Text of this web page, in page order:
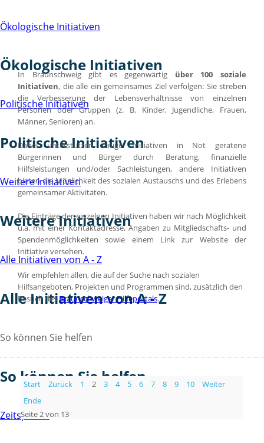
Ökologische Initiativen
Ökologische Initiativen
Politische Initiativen
Politische Initiativen
Weitere Initiativen
Weitere Initiativen
Alle Initiativen von A - Z
Alle Initiativen von A - Z
So können Sie helfen
So können Sie helfen
Zeitspende
In Braunschweig gibt es gegenwärtig über 100 soziale
Initiativen, die alle ein gemeinsames Ziel verfolgen: Sie streben
die Verbesserung der Lebensverhältnisse von einzelnen
Personen oder Gruppen (z. B. Kinder, Jugendliche, Frauen,
Männer, Senioren) an.
Dabei unterstützen einige Initiativen in Not geratene
Bürgerinnen und Bürger durch Beratung, finanzielle
Hilfsleistungen und/oder Sachleistungen, andere Initiativen
bieten die Möglichkeit des sozialen Austauschs und des Erlebens
gemeinsamer Aktivitäten.
Die Einträge der einzelnen Initiativen haben wir nach Möglichkeit
u.a. mit einer Kontaktadresse, Angaben zu Mitgliedschafts- und
Spendenmöglichkeiten sowie einem Link zur Website der
Initiative versehen.
Wir empfehlen allen, die auf der Suche nach sozialen
Hilfsangeboten, Projekten und Programmen sind, zusätzlich den
Besuch desBraunschweiger Hilfeportals.
Start Zurück 1 2 3 4 5 6 7 8 9 10
Weiter
Ende
Seite 2 von 13